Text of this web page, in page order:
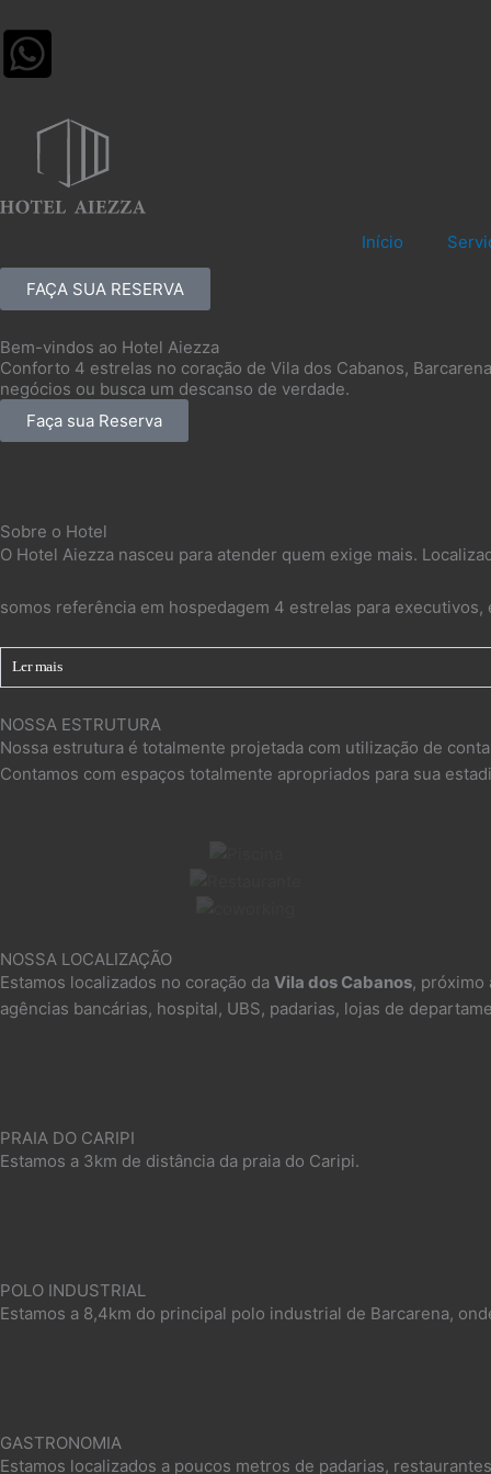
para
Início
FAÇA SUA RESERVA
Bem-vindos ao Hotel Aiezza
Conforto 4 estrelas no coração de Vila dos Cabanos,
negócios ou busca um descanso de verdade.
Faça sua Reserva
Sobre o Hotel
O Hotel Aiezza nasceu para atender quem exige mais.
somos referência em hospedagem 4 estrelas para
Ler mais
NOSSA ESTRUTURA
Nossa estrutura é totalmente projetada com utilização de
Contamos com espaços totalmente apropriados para sua
NOSSA LOCALIZAÇÃO
Estamos localizados no coração da Vila dos Cabanos, próximo
agências bancárias, hospital, UBS, padarias, lojas de
PRAIA DO CARIPI
Estamos a 3km de distância da praia do Caripi.​
POLO INDUSTRIAL
Estamos a 8,4km do principal polo industrial de Barcarena,
GASTRONOMIA
Estamos localizados a poucos metros de padarias,